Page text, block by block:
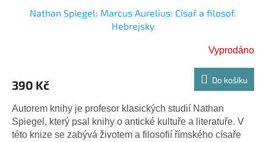
Nathan Spiegel: Marcus Aurelius: Císař a filosof.
Hebrejsky
Vyprodáno
390 Kč Do košíku
Autorem knihy je profesor klasických studií Nathan
Spiegel, který psal knihy o antické kultuře a literatuře. V
této knize se zabývá životem a filosofií římského císaře